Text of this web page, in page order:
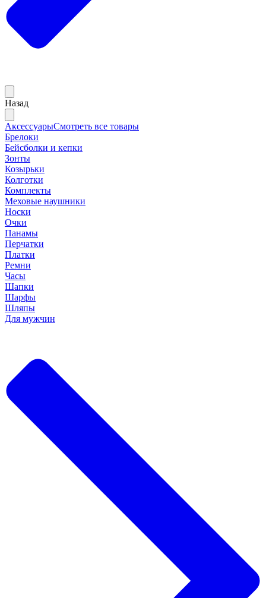
Назад
АксессуарыСмотреть все товары
Брелоки
Бейсболки и кепки
Зонты
Козырьки
Колготки
Комплекты
Меховые наушники
Носки
Очки
Панамы
Перчатки
Платки
Ремни
Часы
Шапки
Шарфы
Шляпы
Для мужчин